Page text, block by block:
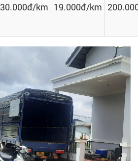
30.000đ/km 19.000đ/km